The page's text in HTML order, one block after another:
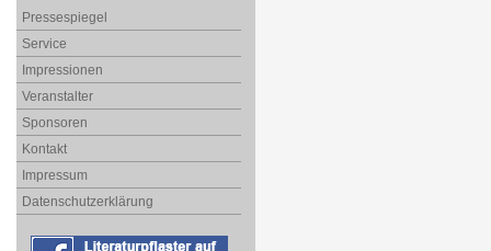
Pressespiegel
Service
Impressionen
Veranstalter
Sponsoren
Kontakt
Impressum
Datenschutzerklärung